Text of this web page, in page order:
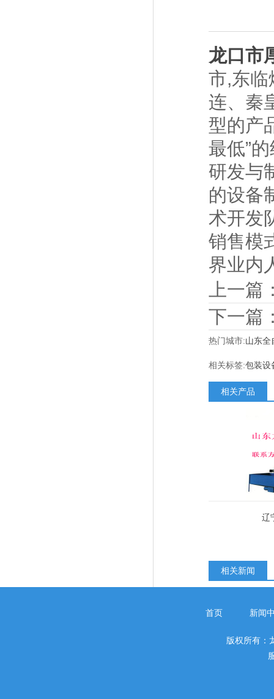
龙口市
市,东
连、秦
型的产
最低”
研发与
的设备
术开发
销售模
界业内
上一篇
下一篇
热门城市:山东全
相关标签:包装设
相关产品
辽
相关新闻
首页 新闻
版权所有：